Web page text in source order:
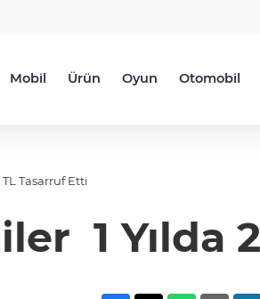
Mobil Ürün Oyun Otomobil
Tasarruf Etti
1 Yılda